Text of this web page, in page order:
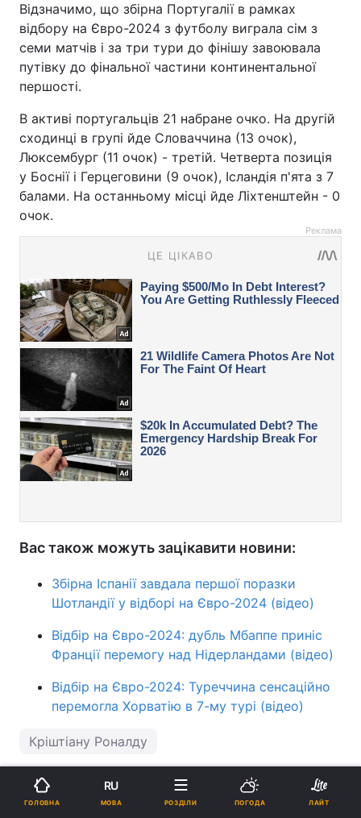
Відзначимо, що збірна Португалії в рамках
відбору на Євро-2024 з футболу виграла сім з
семи матчів і за три тури до фінішу завоювала
путівку до фінальної частини континентальної
першості.
В активі португальців 21 набране очко. На другій
сходинці в групі йде Словаччина (13 очок),
Люксембург (11 очок) - третій. Четверта позиція
у Боснії і Герцеговини (9 очок), Ісландія п'ята з 7
балами. На останньому місці йде Ліхтенштейн - 0
очок.
Реклама
Вас також можуть зацікавити новини:
Збірна Іспанії завдала першої поразки
Шотландії у відборі на Євро-2024 (відео)
Відбір на Євро-2024: дубль Мбаппе приніс
Франції перемогу над Нідерландами (відео)
Відбір на Євро-2024: Туреччина сенсаційно
перемогла Хорватію в 7-му турі (відео)
Кріштіану Роналду
ПІДТРИМАЙТЕ НАС
ГОЛОВНА
RU
МОВА РОЗДІЛИ ПОГОДА ЛАЙТ